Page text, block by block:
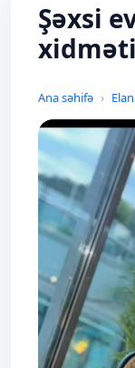
Şəxsi
xidməti
Ana səhifə